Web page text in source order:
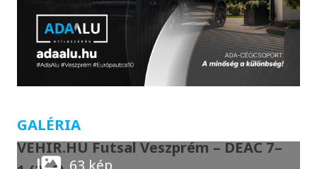
GALÉRIA
VEHIR.HU Futsal Veszprém – DEAC 7–